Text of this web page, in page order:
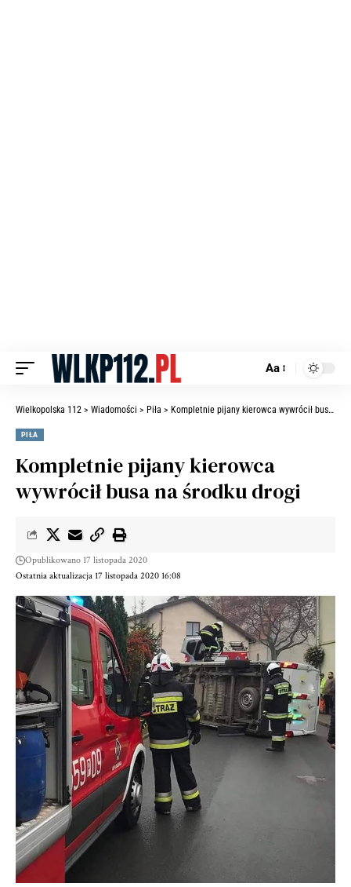
Aa
Wielkopolska 112 > Wiadomości > Piła > Kompletnie pijany kierowca wywrócił busa na środku drogi
PIŁA
Kompletnie pijany kierowca
wywrócił busa na środku drogi
Ostatnia aktualizacja 17 listopada 2020 16:08
Opublikowano 17 listopada 2020